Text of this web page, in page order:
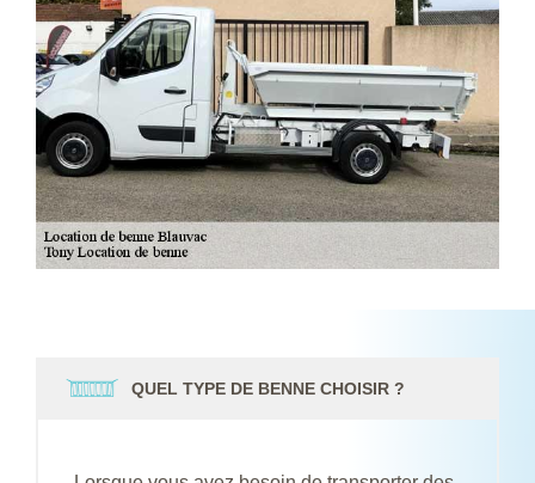
QUEL TYPE DE BENNE CHOISIR ?